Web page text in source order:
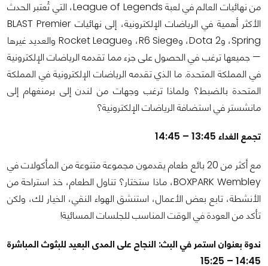
من نهائيات العالم في لعبة League of Legends، التي تُعتبر الحدث
الأكثر أهمية في الرياضات الإلكترونية، إلى نهائيات BLAST Premier
Spring، وDota 2، وR6 Siege، وRocket League والعديد غيرها
— جميعها ترغب في الحصول على جزء مما تقدمه الرياضات الإلكترونية
في المملكة المتحدة. ما الذي تقدمه الرياضات الإلكترونية في المملكة
المتحدة بالضبط؟ ولماذا ترغب وجهات من لندن إلى برمنغهام إلى
مانشستر في استضافة الرياضات الإلكترونية؟
تجمع الغداء 13:45 – 14:45
مع أكثر من 20 بائع طعام يقدمون مجموعة متنوعة من المأكولات في
BOXPARK Wembley، ماذا ستختار؟ تناول الطعام، خذ استراحة من
الأنشطة، تابع بعض الأعمال، استنشق الهواء النقي، الخيار لك، ولكن
تأكد من العودة في الوقت المناسب للجلسات المسائية!
ندوة بعنوان استمر في البث: النجاح على المدى البعيد للبثوث المباشرة
14:45 – 15:25